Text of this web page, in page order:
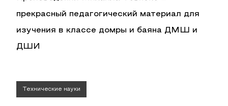
прекрасный педагогический материал для
изучения в классе домры и баяна ДМШ и
ДШИ
Технические науки